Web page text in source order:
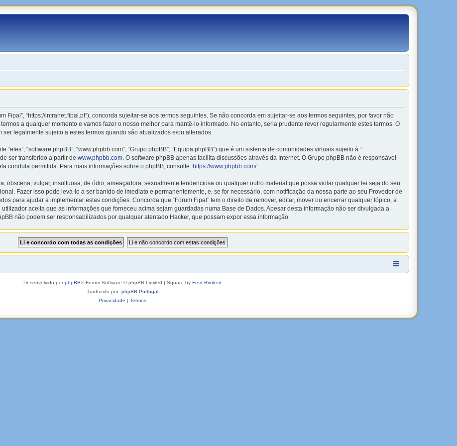
Fipal”, “https://intranet.fipal.pt”), concorda sujeitar-se aos termos seguintes. Se não concorda em sujeitar-se aos termos seguintes, por favor não
a qualquer momento e vamos fazer o nosso melhor para mantê-lo informado. No entanto, seria prudente rever regularmente estes termos. O
ser legalmente sujeito a estes termos quando são atualizados e/ou alterados.
“software phpBB”, “www.phpbb.com”, “Grupo phpBB”, “Equipa phpBB”) que é um sistema de comunidades virtuais sujeito à “
ser transferido a partir de www.phpbb.com. O software phpBB apenas facilita discussões através da Internet. O Grupo phpBB não é responsável
conduta permitida. Para mais informações sobre o phpBB, consulte: https://www.phpbb.com/.
obscena, vulgar, insultuosa, de ódio, ameaçadora, sexualmente tendenciosa ou qualquer outro material que possa violar qualquer lei seja do seu
Fazer isso pode levá-lo a ser banido de imediato e permanentemente, e, se for necessário, com notificação da nossa parte ao seu Provedor de
para ajudar a implementar estas condições. Concorda que “Forum Fipal” tem o direito de remover, editar, mover ou encerrar qualquer tópico, a
aceita que as informações que forneceu acima sejam guardadas numa Base de Dados. Apesar desta informação não ser divulgada a
não podem ser responsabilizados por qualquer atentado Hacker, que possam expor essa informação.
Desenvolvido porphpBB® Forum Software © phpBB Limited | Square by Fred Rimbert
Traduzido por: phpBB Portugal
Privacidade | Termos